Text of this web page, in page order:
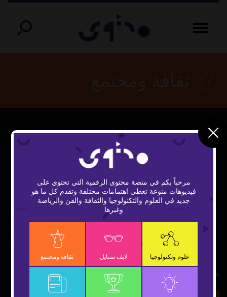
Play
Videoمجزرة الجامعة الروسية
مرحباً بكم في منصة محتوى الرقمية التي تحتوي على
فيديوهات منوعة تغطي اهتمامات مختلفة وتقدم كل ما هو
جديد في العلوم والتكنولوجيا والثقافة والفن والرياضة
وغيرها
علوم وتكنولوجيا لايف ستايل ثقافة ومجتمع